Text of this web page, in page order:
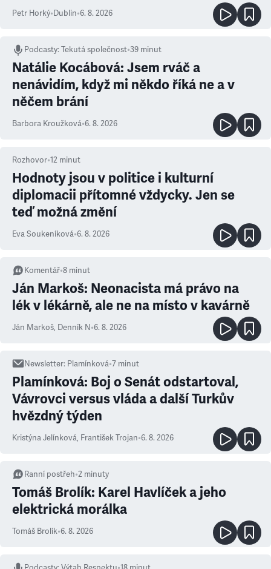
Petr Horký•Dublin•6. 8. 2026
Podcasty:Tekutá společnost•39 minut
Natálie Kocábová: Jsem rváč a
nenávidím, když mi někdo říká ne a v
něčem brání
Barbora Kroužková•6. 8. 2026
Rozhovor•12 minut
Hodnoty jsou v politice i kulturní
diplomacii přítomné vždycky. Jen se
teď možná změní
Eva Soukeníková•6. 8. 2026
Komentář•8 minut
Ján Markoš: Neonacista má právo na
lék v lékárně, ale ne na místo v kavárně
Ján Markoš, Denník N•6. 8. 2026
Newsletter: Plamínková•7 minut
Plamínková: Boj o Senát odstartoval,
Vávrovci versus vláda a další Turkův
hvězdný týden
Kristýna Jelínková, František Trojan•6. 8. 2026
Ranní postřeh•2 minuty
Tomáš Brolík: Karel Havlíček a jeho
elektrická morálka
Tomáš Brolík•6. 8. 2026